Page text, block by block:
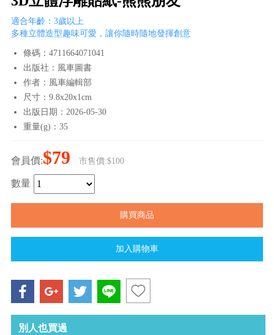
適合年齡：3歲以上
多種立體造型趣味可愛，讓你隨時隨地發揮創意
條碼：4711664071041
出版社：風車圖書
作者：風車編輯部
尺寸：9.8x20x1cm
出版日期：2026-05-30
重量(g)：35
會員價:$79 市售價:$100
數量
別人也買過